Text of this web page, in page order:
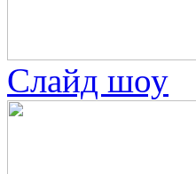
Слайд шоу